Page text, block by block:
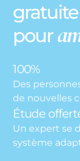
pour
100%
Des
de nouvelles
Étude
Un expert se
système